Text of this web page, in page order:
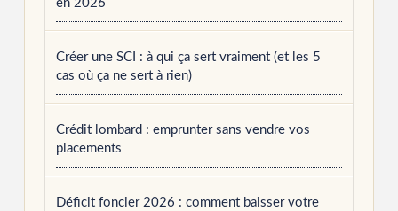
en 2026
Créer une SCI : à qui ça sert vraiment (et les 5
cas où ça ne sert à rien)
Crédit lombard : emprunter sans vendre vos
placements
Déficit foncier 2026 : comment baisser votre